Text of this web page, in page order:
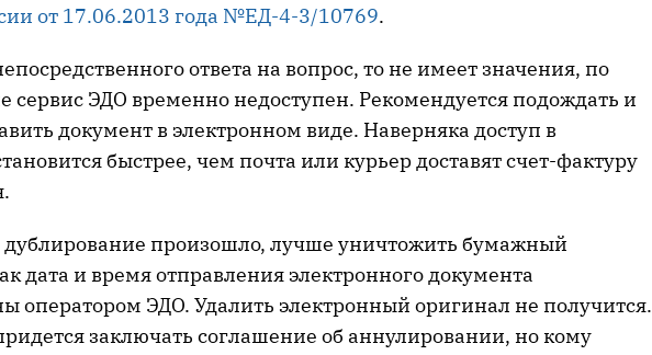
от 17.06.2013 года №ЕД-4-3/10769.
ответа на вопрос, то не имеет значения, по
сервис ЭДО временно недоступен. Рекомендуется подождать и
документ в электронном виде. Наверняка доступ в
быстрее, чем почта или курьер доставят счет-фактуру
дублирование произошло, лучше уничтожить бумажный
дата и время отправления электронного документа
оператором ЭДО. Удалить электронный оригинал не получится.
заключать соглашение об аннулировании, но кому